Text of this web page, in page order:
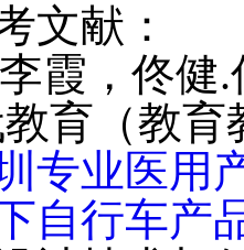
献：
，佟健.
育（教育
专业医用
自行车产